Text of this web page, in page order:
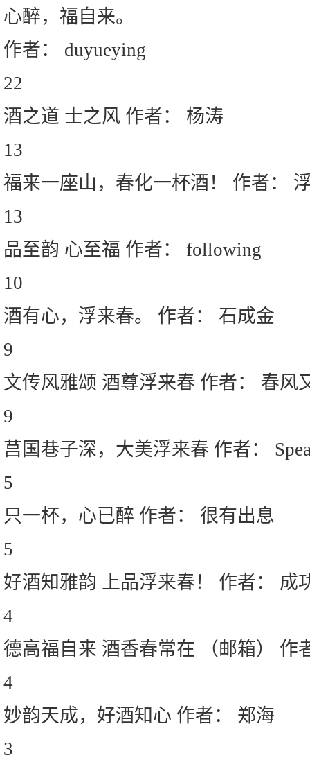
心醉，福自来。
作者： duyueying
22
酒之道 士之风 作者： 杨涛
13
福来一座山，春化一杯酒！ 作者：
13
品至韵 心至福 作者： following
10
酒有心，浮来春。 作者： 石成金
9
文传风雅颂 酒尊浮来春 作者： 春风
9
莒国巷子深，大美浮来春 作者：
5
只一杯，心已醉 作者： 很有出息
5
好酒知雅韵 上品浮来春！ 作者： 成
4
德高福自来 酒香春常在 （邮箱） 作
4
妙韵天成，好酒知心 作者： 郑海
3